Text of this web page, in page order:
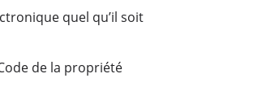
quel qu’il soit
de la propriété